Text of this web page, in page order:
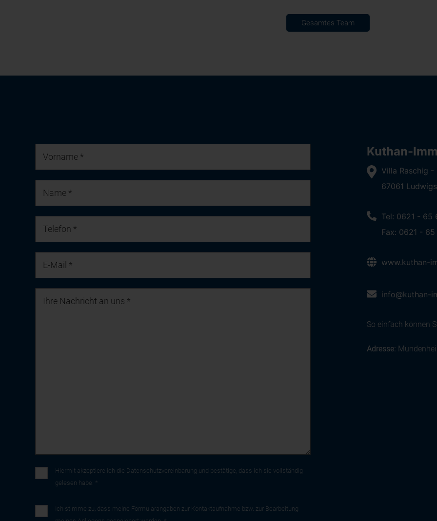
Gesamtes Team
Hiermit akzeptiere ich die Datenschutzvereinbarung und bestätige, dass ich sie vollständig
gelesen habe. *
Ich stimme zu, dass meine Formularangaben zur Kontaktaufnahme bzw. zur Bearbeitung
Kuthan-
Villa Raschig -
67061
Tel: 0621 - 65
Fax: 0621 -
www.kuthan-
info@kuthan-
So einfach können
Adresse: